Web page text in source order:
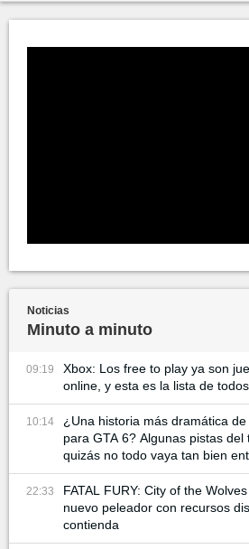
Noticias
Minuto a minuto
09:19
Xbox: Los free to play ya son
online, y esta es la lista de
10:14
¿Una historia más dramática
para GTA 6? Algunas pistas
quizás no todo vaya tan bien
22:33
FATAL FURY: City of the
nuevo peleador con recursos
contienda